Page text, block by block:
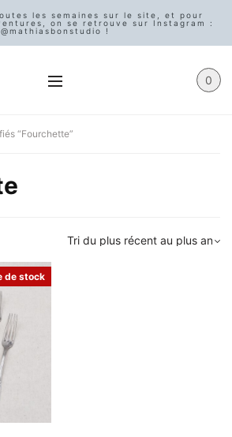
les semaines sur le site, et pour
on se retrouve sur Instagram :
@mathiasbonstudio !
0
“Fourchette”
de stock